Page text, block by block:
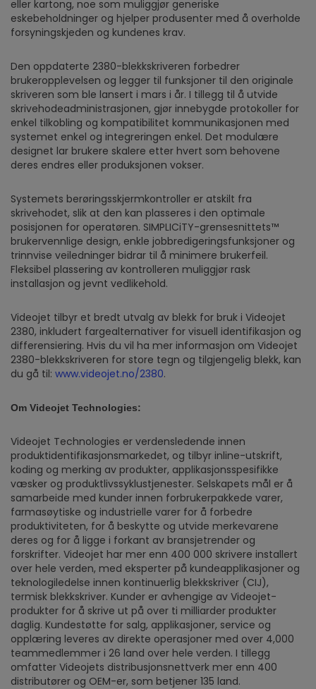
eller kartong, noe som muliggjør generiske
eskebeholdninger og hjelper produsenter med å overholde
forsyningskjeden og kundenes krav.
Den oppdaterte 2380-blekkskriveren forbedrer
brukeropplevelsen og legger til funksjoner til den originale
skriveren som ble lansert i mars i år. I tillegg til å utvide
skrivehodeadministrasjonen, gjør innebygde protokoller for
enkel tilkobling og kompatibilitet kommunikasjonen med
systemet enkel og integreringen enkel. Det modulære
designet lar brukere skalere etter hvert som behovene
deres endres eller produksjonen vokser.
Systemets berøringsskjermkontroller er atskilt fra
skrivehodet, slik at den kan plasseres i den optimale
posisjonen for operatøren. SIMPLICiTY-grensesnittets™
brukervennlige design, enkle jobbredigeringsfunksjoner og
trinnvise veiledninger bidrar til å minimere brukerfeil.
Fleksibel plassering av kontrolleren muliggjør rask
installasjon og jevnt vedlikehold.
Videojet tilbyr et bredt utvalg av blekk for bruk i Videojet
2380, inkludert fargealternativer for visuell identifikasjon og
differensiering. Hvis du vil ha mer informasjon om Videojet
2380-blekkskriveren for store tegn og tilgjengelig blekk, kan
du gå til: www.videojet.no/2380.
Om Videojet Technologies:
Videojet Technologies er verdensledende innen
produktidentifikasjonsmarkedet, og tilbyr inline-utskrift,
koding og merking av produkter, applikasjonsspesifikke
væsker og produktlivssyklustjenester. Selskapets mål er å
samarbeide med kunder innen forbrukerpakkede varer,
farmasøytiske og industrielle varer for å forbedre
produktiviteten, for å beskytte og utvide merkevarene
deres og for å ligge i forkant av bransjetrender og
forskrifter. Videojet har mer enn 400 000 skrivere installert
over hele verden, med eksperter på kundeapplikasjoner og
teknologiledelse innen kontinuerlig blekkskriver (CIJ),
termisk blekkskriver. Kunder er avhengige av Videojet-
produkter for å skrive ut på over ti milliarder produkter
daglig. Kundestøtte for salg, applikasjoner, service og
opplæring leveres av direkte operasjoner med over 4,000
teammedlemmer i 26 land over hele verden. I tillegg
omfatter Videojets distribusjonsnettverk mer enn 400
distributører og OEM-er, som betjener 135 land.